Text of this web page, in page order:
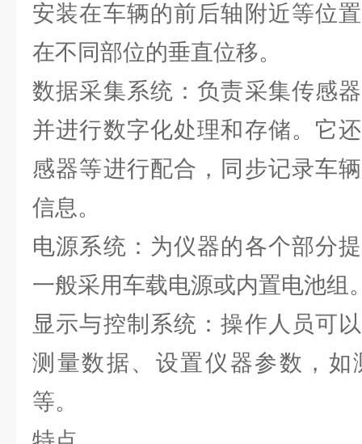
安装在车辆的前后轴附近等位
在不同部位的垂直位移。
数据采集系统：负责采集传感
并进行数字化处理和存储。它
感器等进行配合，同步记录车
信息。
电源系统：为仪器的各个部分
一般采用车载电源或内置电池组
显示与控制系统：操作人员可
测量数据、设置仪器参数，如
等。